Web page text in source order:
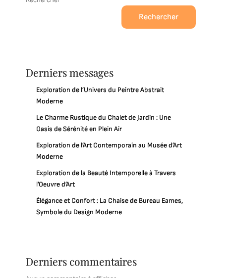
Rechercher
Derniers messages
Exploration de l’Univers du Peintre Abstrait
Moderne
Le Charme Rustique du Chalet de Jardin : Une
Oasis de Sérénité en Plein Air
Exploration de l’Art Contemporain au Musée d’Art
Moderne
Exploration de la Beauté Intemporelle à Travers
l’Oeuvre d’Art
Élégance et Confort : La Chaise de Bureau Eames,
Symbole du Design Moderne
Derniers commentaires